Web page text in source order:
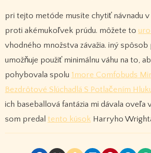
pri tejto metóde musíte chytiť návnadu
proti akémukoľvek prúdu. môžete to
vhodného množstva závažia. iný spôsob
umožňuje použiť minimálnu váhu na to,
pohybovala spolu 1more Comfobuds
Bezdrôtové Slúchadlá S Potlačením
ich baseballová fantázia mi dávala oveľa
som predal tento kúsok Harryho